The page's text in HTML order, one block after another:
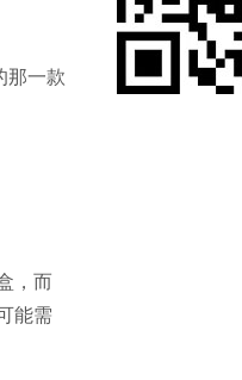
那一款
，而
能需